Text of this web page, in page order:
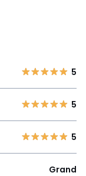
5
5
5
Grand